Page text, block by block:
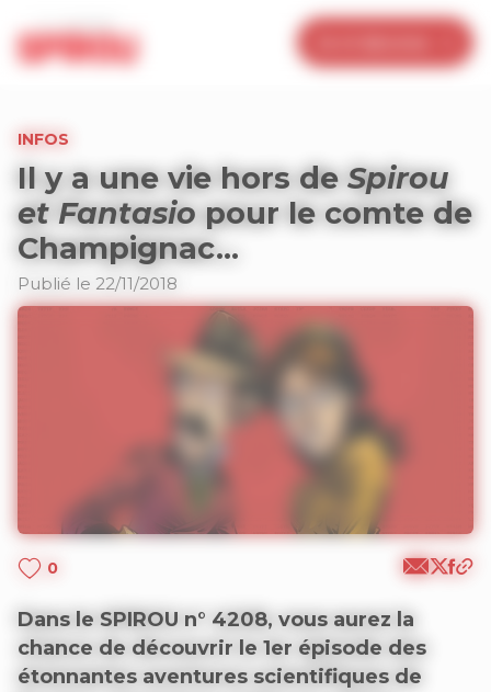
INFOS
Il y a une vie hors deSpirou
et Fantasio pour le comte de
Champignac…
Publié le 22/11/2018
0
Dans le SPIROU n° 4208, vous aurez la
chance de découvrir le 1er épisode des
étonnantes aventures scientifiques de